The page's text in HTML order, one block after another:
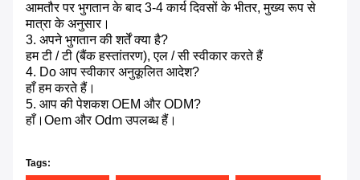
आमतौर पर भुगतान के बाद 3-4 कार्य दिवसों के भीतर, मुख्य रूप से
मात्रा के अनुसार।
3. अपने भुगतान की शर्तें क्या है?
हम टी / टी (बैंक हस्तांतरण), एल / सी स्वीकार करते हैं
4. Do आप स्वीकार अनुकूलित आदेश?
हाँ हम करते हैं।
5. आप की पेशकश OEM और ODM?
हाँ।Oem और Odm उपलब्ध हैं।
Tags: